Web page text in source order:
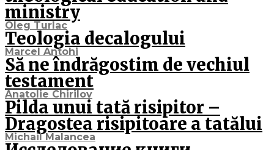
ministry
Oleg Turlac
Teologia decalogului
Marcel Antohi
Să ne îndrăgostim de vechiul
testament
Anatolie Chirilov
Pilda unui tată risipitor –
Dragostea risipitoare a tatălui
Michail Malancea